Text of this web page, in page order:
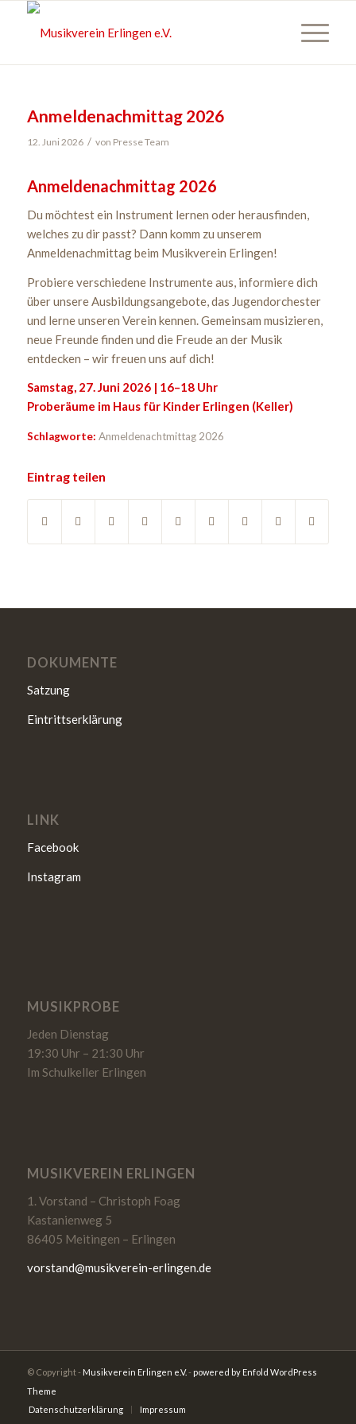
Anmeldenachmittag 2026
12. Juni 2026 / von Presse Team
Anmeldenachmittag 2026
Du möchtest ein Instrument lernen oder herausfinden,
welches zu dir passt? Dann komm zu unserem
Anmeldenachmittag beim Musikverein Erlingen!
Probiere verschiedene Instrumente aus, informiere dich
über unsere Ausbildungsangebote, das Jugendorchester
und lerne unseren Verein kennen. Gemeinsam musizieren,
neue Freunde finden und die Freude an der Musik
entdecken – wir freuen uns auf dich!
Samstag, 27. Juni 2026 | 16–18 Uhr
Proberäume im Haus für Kinder Erlingen (Keller)
Schlagworte: Anmeldenachtmittag 2026
Eintrag teilen
DOKUMENTE
Satzung
Eintrittserklärung
LINK
Facebook
Instagram
MUSIKPROBE
Jeden Dienstag
19:30 Uhr – 21:30 Uhr
Im Schulkeller Erlingen
MUSIKVEREIN ERLINGEN
1. Vorstand – Christoph Foag
Kastanienweg 5
86405 Meitingen – Erlingen
vorstand@musikverein-erlingen.de
© Copyright - Musikverein Erlingen e.V.- powered by Enfold WordPress
Theme
Datenschutzerklärung
Impressum